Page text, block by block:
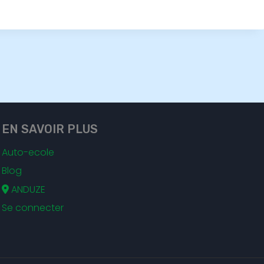
EN SAVOIR PLUS
Auto-ecole
Blog
ANDUZE
Se connecter